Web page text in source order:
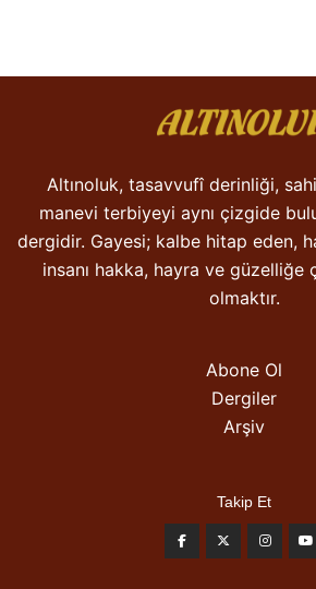
Altınoluk, tasavvufî derinliği,
manevi terbiyeyi aynı çizgide
dergidir. Gayesi; kalbe hitap eden,
insanı hakka, hayra ve güzelliğe
olmaktır.
Abone Ol
Dergiler
Arşiv
Takip Et